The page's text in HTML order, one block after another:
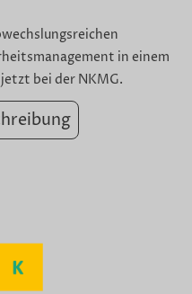
in einem
bei der NKMG.